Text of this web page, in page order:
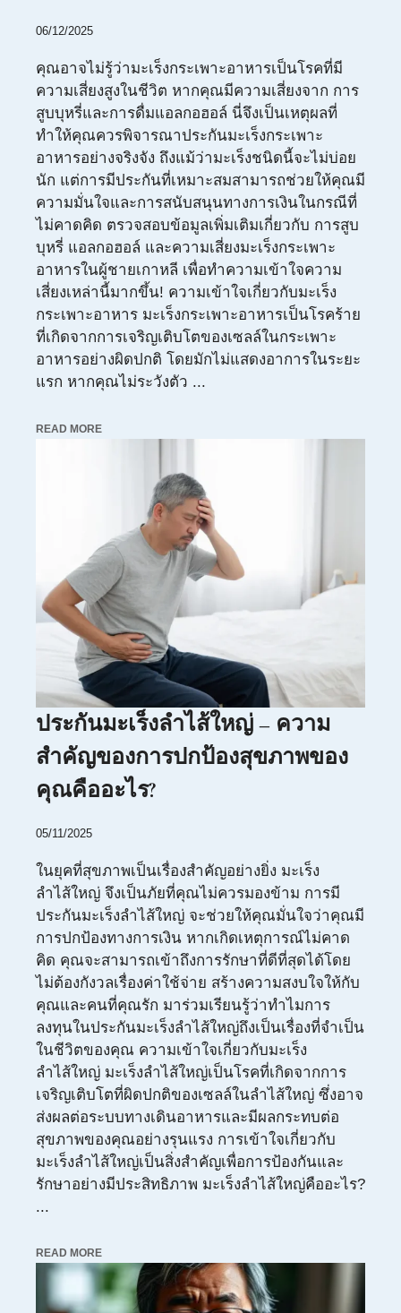
06/12/2025
คุณอาจไม่รู้ว่ามะเร็งกระเพาะอาหารเป็นโรคที่มี
ความเสี่ยงสูงในชีวิต หากคุณมีความเสี่ยงจาก การ
สูบบุหรี่และการดื่มแอลกอฮอล์ นี่จึงเป็นเหตุผลที่
ทำให้คุณควรพิจารณาประกันมะเร็งกระเพาะ
อาหารอย่างจริงจัง ถึงแม้ว่ามะเร็งชนิดนี้จะไม่บ่อย
นัก แต่การมีประกันที่เหมาะสมสามารถช่วยให้คุณมี
ความมั่นใจและการสนับสนุนทางการเงินในกรณีที่
ไม่คาดคิด ตรวจสอบข้อมูลเพิ่มเติมเกี่ยวกับ การสูบ
บุหรี่ แอลกอฮอล์ และความเสี่ยงมะเร็งกระเพาะ
อาหารในผู้ชายเกาหลี เพื่อทำความเข้าใจความ
เสี่ยงเหล่านี้มากขึ้น! ความเข้าใจเกี่ยวกับมะเร็ง
กระเพาะอาหาร มะเร็งกระเพาะอาหารเป็นโรคร้าย
ที่เกิดจากการเจริญเติบโตของเซลล์ในกระเพาะ
อาหารอย่างผิดปกติ โดยมักไม่แสดงอาการในระยะ
แรก หากคุณไม่ระวังตัว ...
READ MORE
ประกันมะเร็งลำไส้ใหญ่ – ความ
สำคัญของการปกป้องสุขภาพของ
คุณคืออะไร?
05/11/2025
ในยุคที่สุขภาพเป็นเรื่องสำคัญอย่างยิ่ง มะเร็ง
ลำไส้ใหญ่ จึงเป็นภัยที่คุณไม่ควรมองข้าม การมี
ประกันมะเร็งลำไส้ใหญ่ จะช่วยให้คุณมั่นใจว่าคุณมี
การปกป้องทางการเงิน หากเกิดเหตุการณ์ไม่คาด
คิด คุณจะสามารถเข้าถึงการรักษาที่ดีที่สุดได้โดย
ไม่ต้องกังวลเรื่องค่าใช้จ่าย สร้างความสงบใจให้กับ
คุณและคนที่คุณรัก มาร่วมเรียนรู้ว่าทำไมการ
ลงทุนในประกันมะเร็งลำไส้ใหญ่ถึงเป็นเรื่องที่จำเป็น
ในชีวิตของคุณ ความเข้าใจเกี่ยวกับมะเร็ง
ลำไส้ใหญ่ มะเร็งลำไส้ใหญ่เป็นโรคที่เกิดจากการ
เจริญเติบโตที่ผิดปกติของเซลล์ในลำไส้ใหญ่ ซึ่งอาจ
ส่งผลต่อระบบทางเดินอาหารและมีผลกระทบต่อ
สุขภาพของคุณอย่างรุนแรง การเข้าใจเกี่ยวกับ
มะเร็งลำไส้ใหญ่เป็นสิ่งสำคัญเพื่อการป้องกันและ
รักษาอย่างมีประสิทธิภาพ มะเร็งลำไส้ใหญ่คืออะไร?
...
READ MORE